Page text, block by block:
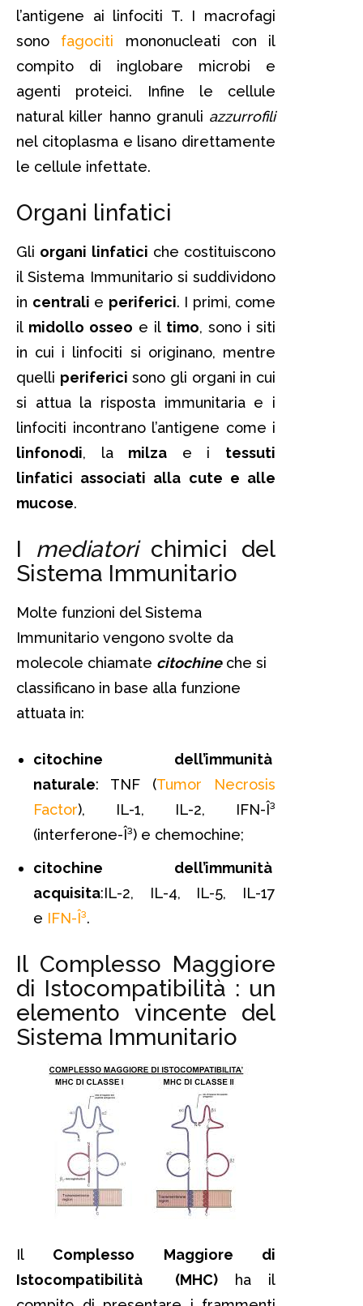
l’antigene ai linfociti T. I macrofagi
sono fagociti mononucleati con il
compito di inglobare microbi e
agenti proteici. Infine le cellule
natural killer hanno granuli azzurrofili
nel citoplasma e lisano direttamente
le cellule infettate.
Organi linfatici
Gli organi linfatici che costituiscono
il Sistema Immunitario si suddividono
in centrali e periferici. I primi, come
il midollo osseo e il timo, sono i siti
in cui i linfociti si originano, mentre
quelli periferici sono gli organi in cui
si attua la risposta immunitaria e i
linfociti incontrano l’antigene come i
linfonodi, la milza e i tessuti
linfatici associati alla cute e alle
mucose.
I mediatorichimici del
Sistema Immunitario
Molte funzioni del Sistema
Immunitario vengono svolte da
molecole chiamate citochineche si
classificano in base alla funzione
attuata in:
citochine dell’immunità
naturale: TNF (Tumor Necrosis
Factor), IL-1, IL-2, IFN-Î³
(interferone-Î³) e chemochine;
citochine dell’immunità
acquisita:IL-2, IL-4, IL-5, IL-17
e IFN-Î³.
Il Complesso Maggiore
di Istocompatibilità : un
elemento vincente del
Sistema Immunitario
Il Complesso Maggiore di
Istocompatibilità (MHC) ha il